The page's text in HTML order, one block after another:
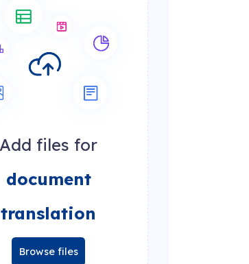
Add files for
document
translation
Browse files